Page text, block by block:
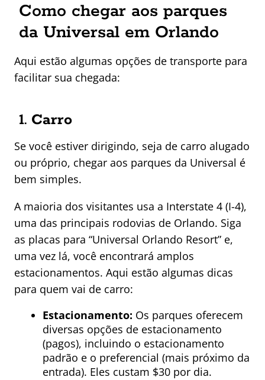
Como chegar aos parques
da Universal em Orlando
Aqui estão algumas opções de transporte para
facilitar sua chegada:
1. Carro
Se você estiver dirigindo, seja de carro alugado
ou próprio, chegar aos parques da Universal é
bem simples.
A maioria dos visitantes usa a Interstate 4 (I-4),
uma das principais rodovias de Orlando. Siga
as placas para “Universal Orlando Resort” e,
uma vez lá, você encontrará amplos
estacionamentos. Aqui estão algumas dicas
para quem vai de carro:
Estacionamento: Os parques oferecem
diversas opções de estacionamento
(pagos), incluindo o estacionamento
padrão e o preferencial (mais próximo da
entrada). Eles custam $30 por dia.